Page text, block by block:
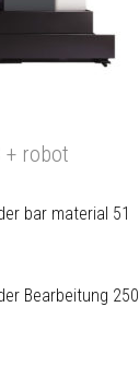
+ robot
bar material 51
Bearbeitung 250